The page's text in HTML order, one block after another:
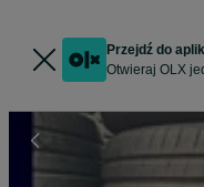
Przejdź do
Otwieraj OLX